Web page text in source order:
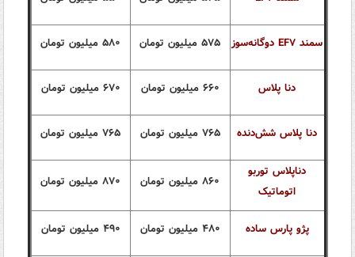
سمند EF۷ دوگانه‌سوز ۵۷۵ میلیون تومان ۵۸۰ میلیون تومان
دنا پلاس ۶۶۰ میلیون تومان ۶۷۰ میلیون تومان
دنا پلاس شش‌دنده‌ ۷۶۵ میلیون تومان ۷۶۵ میلیون تومان
دناپلاس توربو
اتوماتیک
۸۶۰ میلیون تومان ۸۷۰ میلیون تومان
پژو پارس ساده ۴۸۰ میلیون تومان ۴۹۰ میلیون تومان